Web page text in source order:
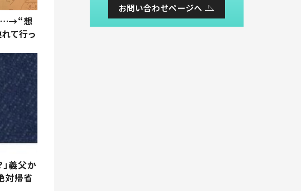
…→“想
れて行っ
」義父か
対帰省
お問い合わせページへ